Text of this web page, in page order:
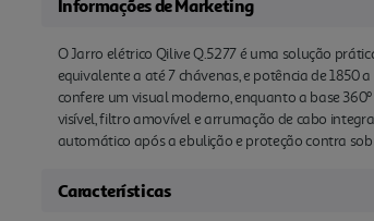
Informações de Marketing
O Jarro elétrico Qilive Q.5277 é uma solução
equivalente a até 7 chávenas, e potência de 1850
confere um visual moderno, enquanto a base
visível, filtro amovível e arrumação de cabo
automático após a ebulição e proteção contra
Características